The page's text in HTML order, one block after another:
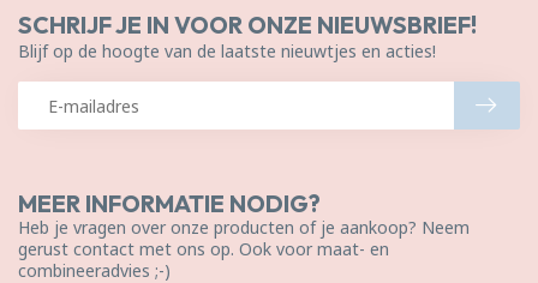
MEER INFORMATIE NODIG?
Heb je vragen over onze producten of je aankoop? Neem
gerust contact met ons op. Ook voor maat- en
combineeradvies ;-)
SCHRIJF JE IN VOOR ONZE NIEUWSBRIEF!
Blijf op de hoogte van de laatste nieuwtjes en acties!